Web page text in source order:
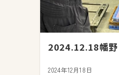
2024.12.18幡野
2024年12月18日